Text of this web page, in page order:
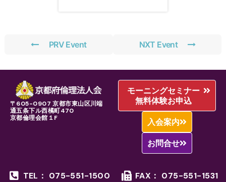
PRV Event NXT Event
〒605-0907 京都市東山区川端
通五条下ル西橘町470
京都倫理会館１F
モーニングセミナー
無料体験お申込
入会案内
お問合せ
TEL： 075-551-1500
FAX： 075-551-1531